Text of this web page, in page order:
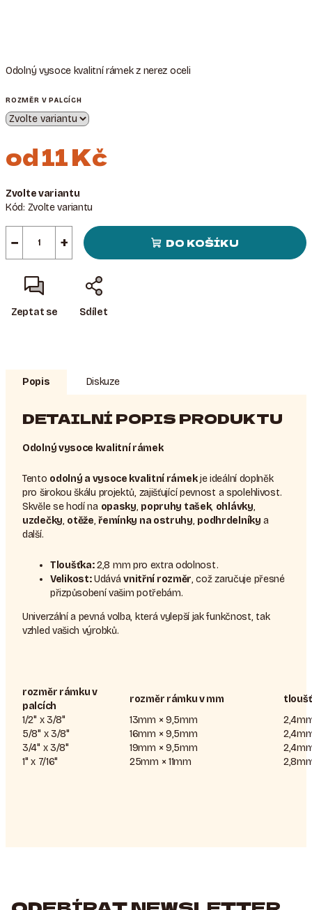
Odolný vysoce kvalitní rámek z nerez oceli
ROZMĚR V PALCÍCH
od11 Kč
cena:
Zvolte variantu
Kód: Zvolte variantu
+
− DO KOŠÍKU
Zeptat se Sdílet
Popis Diskuze
DETAILNÍ POPIS PRODUKTU
Odolný vysoce kvalitní rámek
Tento odolný a vysoce kvalitní rámekje ideální doplněk
pro širokou škálu projektů, zajišťující pevnost a spolehlivost.
Skvěle se hodí na opasky, popruhy tašek, ohlávky,
uzdečky, otěže,řemínky na ostruhy, podhrdelníky a
další.
Tloušťka:2,8 mm pro extra odolnost.
Velikost:Udávávnitřní rozměr, což zaručuje přesné
přizpůsobení vašim potřebám.
Univerzální a pevná volba, která vylepší jak funkčnost, tak
vzhled vašich výrobků.
rozměr rámku v
palcích
rozměr rámku v mm
1/2" x 3/8"
13mm × 9,5mm
5/8" x 3/8"
16mm × 9,5mm
3/4" x 3/8"
19mm × 9,5mm
1" x 7/16"
25mm × 11mm